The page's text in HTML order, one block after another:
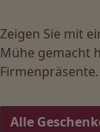
Zeigen Sie mit
Mühe gemacht
Firmenpräsente.
Alle